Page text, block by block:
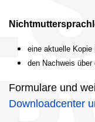
eine aktuelle
den Nachweis
Formulare und
Downloadcenter